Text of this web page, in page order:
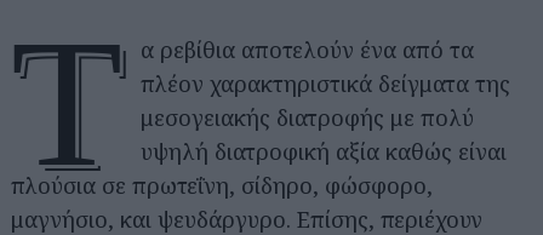
T
α ρεβίθια αποτελούν ένα από τα
πλέον χαρακτηριστικά δείγματα της
μεσογειακής διατροφής με πολύ
υψηλή διατροφική αξία καθώς είναι
πλούσια σε πρωτεΐνη, σίδηρο, φώσφορο,
μαγνήσιο, και ψευδάργυρο. Επίσης, περιέχουν